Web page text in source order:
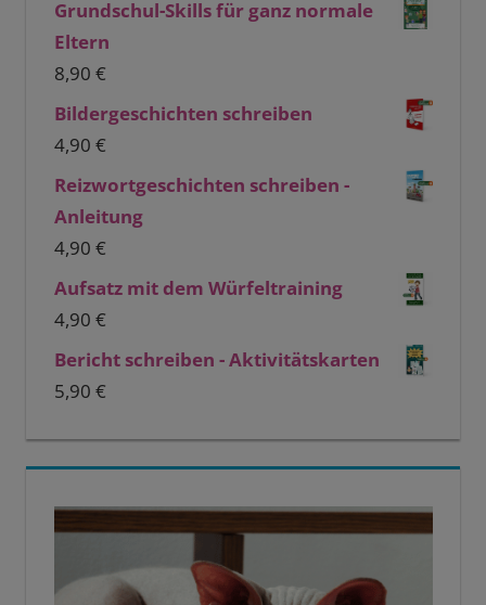
Grundschul-Skills für ganz normale
Eltern
8,90 €
Bildergeschichten schreiben
4,90 €
Reizwortgeschichten schreiben -
Anleitung
4,90 €
Aufsatz mit dem Würfeltraining
4,90 €
Bericht schreiben - Aktivitätskarten
5,90 €